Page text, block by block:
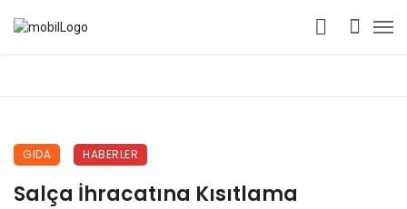
GIDA HABERLER
Salça İhracatına Kısıtlama